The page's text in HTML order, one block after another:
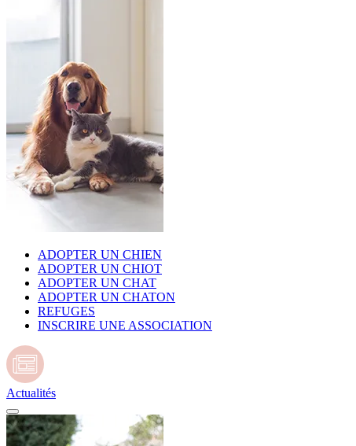
ADOPTER UN CHIEN
ADOPTER UN CHIOT
ADOPTER UN CHAT
ADOPTER UN CHATON
REFUGES
INSCRIRE UNE ASSOCIATION
Actualités